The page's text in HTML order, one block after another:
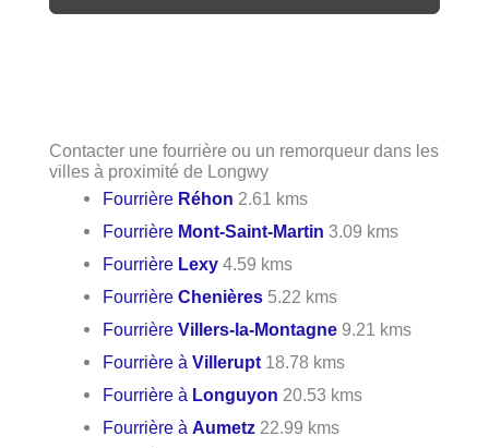
Contacter une fourrière ou un remorqueur dans les
villes à proximité de Longwy
Fourrière Réhon 2.61 kms
Fourrière Mont-Saint-Martin 3.09 kms
Fourrière Lexy 4.59 kms
FourrièreChenières 5.22 kms
FourrièreVillers-la-Montagne 9.21 kms
Fourrière àVillerupt 18.78 kms
Fourrière à Longuyon 20.53 kms
Fourrière àAumetz 22.99 kms